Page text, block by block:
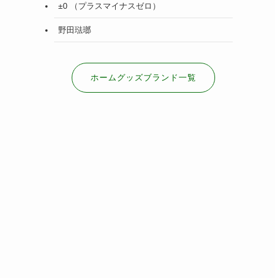
±0 （プラスマイナスゼロ）
野田琺瑯
ホームグッズブランド一覧